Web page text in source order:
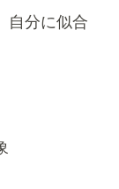
自分に似合